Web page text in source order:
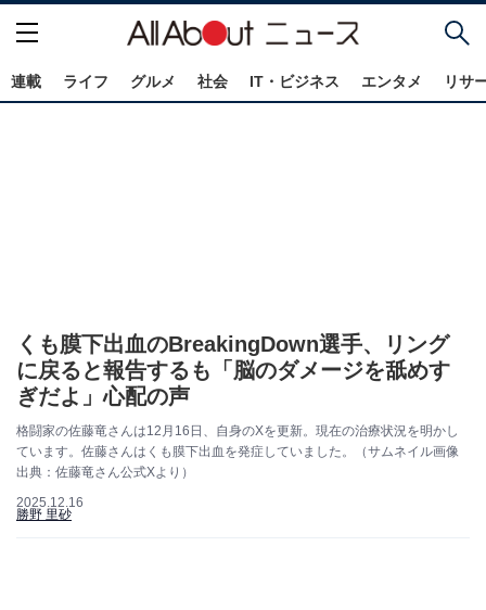
連載 ライフ グルメ 社会 IT・ビジネス エンタメ リサ
くも膜下出血のBreakingDown選手、リング
に戻ると報告するも「脳のダメージを舐めす
ぎだよ」心配の声
格闘家の佐藤竜さんは12月16日、自身のXを更新。現在の治療状況を明かし
ています。佐藤さんはくも膜下出血を発症していました。（サムネイル画像
出典：佐藤竜さん公式Xより）
2025.12.16
勝野 里砂